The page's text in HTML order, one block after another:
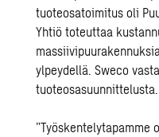
tuoteosatoimitus oli
Yhtiö toteuttaa
ylpeydellä. Sweco
tuoteosasuunnittelusta.
”Työskentelytapamme